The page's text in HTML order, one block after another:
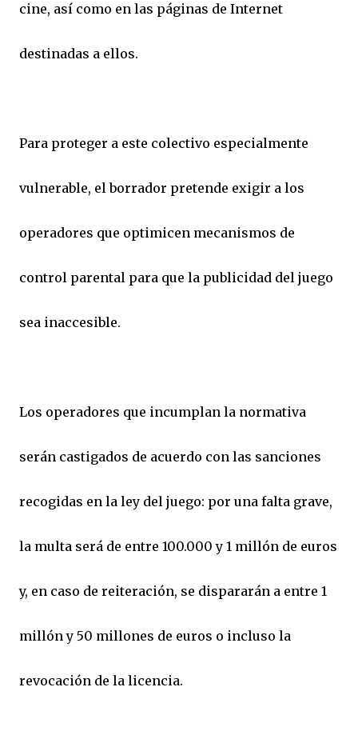
cine, así como en las páginas de Internet
destinadas a ellos.
Para proteger a este colectivo especialmente
vulnerable, el borrador pretende exigir a los
operadores que optimicen mecanismos de
control parental para que la publicidad del juego
sea inaccesible.
Los operadores que incumplan la normativa
serán castigados de acuerdo con las sanciones
recogidas en la ley del juego: por una falta grave,
la multa será de entre 100.000 y 1 millón de euros
y, en caso de reiteración, se dispararán a entre 1
millón y 50 millones de euros o incluso la
revocación de la licencia.